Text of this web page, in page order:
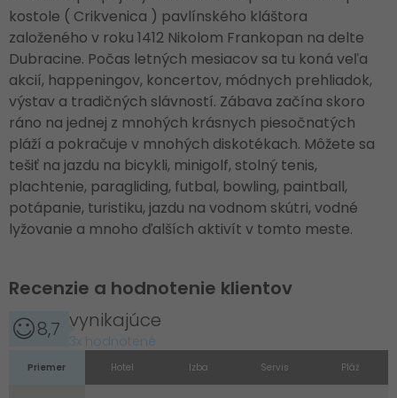
kostole ( Crikvenica ) pavlínského kláštora
založeného v roku 1412 Nikolom Frankopan na delte
Dubracine. Počas letných mesiacov sa tu koná veľa
akcií, happeningov, koncertov, módnych prehliadok,
výstav a tradičných slávností. Zábava začína skoro
ráno na jednej z mnohých krásnych piesočnatých
pláží a pokračuje v mnohých diskotékach. Môžete sa
tešiť na jazdu na bicykli, minigolf, stolný tenis,
plachtenie, paragliding, futbal, bowling, paintball,
potápanie, turistiku, jazdu na vodnom skútri, vodné
lyžovanie a mnoho ďalších aktivít v tomto meste.
Recenzie a hodnotenie klientov
8,7 vynikajúce
3x hodnotené
Priemer Hotel Izba Servis Pláž